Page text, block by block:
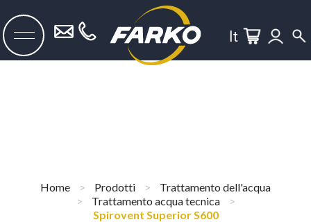
It
Home > Prodotti >
Trattamento dell'acqua
>
Trattamento acqua tecnica
>
Spirovent Superior S600